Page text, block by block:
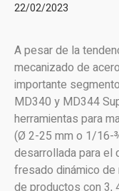
22/02/2023
A pesar de la
mecanizado de
importante
MD340 y MD344
herramientas para
(Ø 2-25 mm o 1/16-
desarrollada para el
fresado dinámico de